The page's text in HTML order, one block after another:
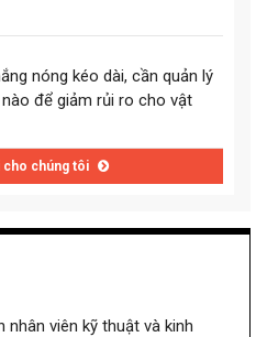
nóng kéo dài, cần quản lý
để giảm rủi ro cho vật
cho chúng tôi
nhân viên kỹ thuật và kinh